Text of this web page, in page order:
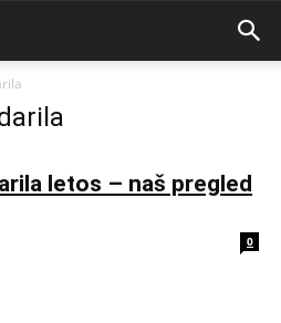
letos – naš pregled
0